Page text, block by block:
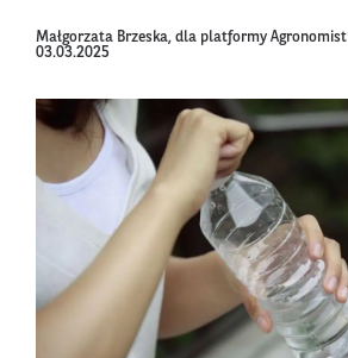
Małgorzata Brzeska, dla platformy Agronomist
03.03.2025